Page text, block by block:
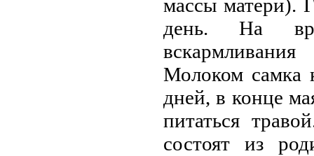
массы матери).
день. На
Молоком самка
дней, в конце
питаться
состоят из